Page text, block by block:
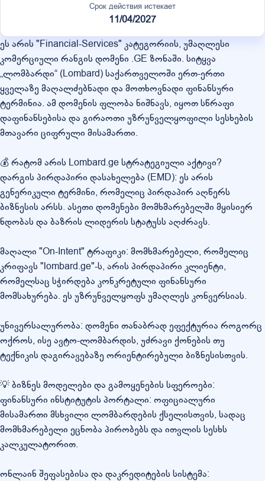
Срок действия истекает
11/04/2027
ეს არის "Financial-Services" კატეგორიის, უმაღლესი
კომერციული რანგის დომენი .GE ზონაში. სიტყვა
„ლომბარდი“ (Lombard) საქართველოში ერთ-ერთი
ყველაზე მაღალძებნადი და მოთხოვნადი ფინანსური
ტერმინია. ამ დომენის ფლობა ნიშნავს, იყოთ სწრაფი
დაფინანსებისა და გირაოთი უზრუნველყოფილი სესხების
მთავარი ციფრული მისამართი.
💰 რატომ არის Lombard.ge სტრატეგიული აქტივი?
დარგის პირდაპირი დასახელება (EMD): ეს არის
გენერიკული ტერმინი, რომელიც პირდაპირ აღწერს
ბიზნესის არსს. ასეთი დომენები მომხმარებელში მყისიერ
ნდობას და ბაზრის ლიდერის სტატუსს აღძრავს.
მაღალი "On-Intent" ტრაფიკი: მომხმარებელი, რომელიც
კრიფავს "lombard.ge"-ს, არის პირდაპირი კლიენტი,
რომელსაც სჭირდება კონკრეტული ფინანსური
მომსახურება. ეს უზრუნველყოფს უმაღლეს კონვერსიას.
უნივერსალურობა: დომენი თანაბრად ეფექტურია როგორც
ოქროს, ისე ავტო-ლომბარდის, უძრავი ქონების თუ
ტექნიკის დაგირავებაზე ორიენტირებული ბიზნესისთვის.
💡 ბიზნეს მოდელები და გამოყენების სფეროები:
ფინანსური ინსტიტუტის პორტალი: ოფიციალური
მისამართი მსხვილი ლომბარდების ქსელისთვის, სადაც
მომხმარებელი ეცნობა პირობებს და ითვლის სესხს
კალკულატორით.
ონლაინ შეფასებისა და დაკრედიტების სისტემა: